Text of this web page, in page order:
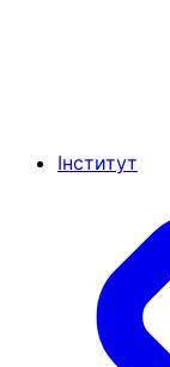
Інститут